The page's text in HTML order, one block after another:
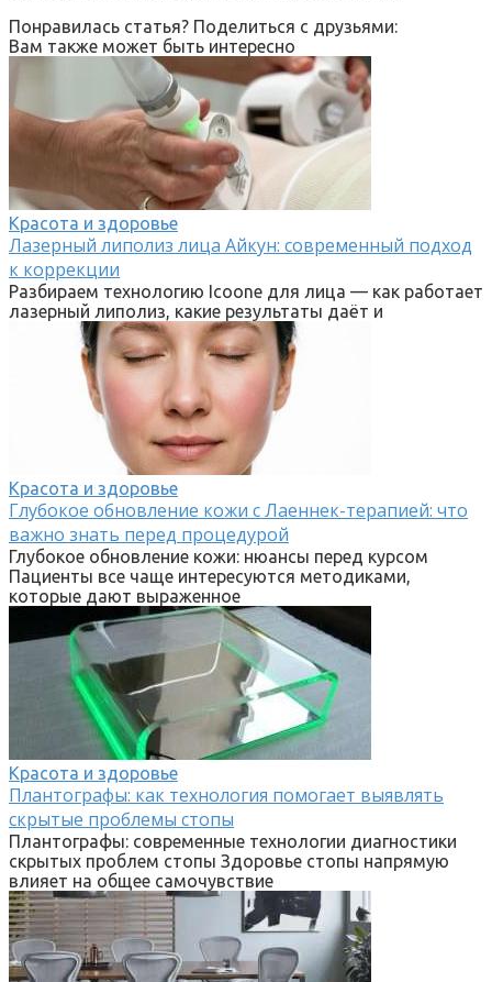
Понравилась статья? Поделиться с друзьями:
Вам также может быть интересно
Красота и здоровье
Лазерный липолиз лица Айкун: современный подход
к коррекции
Разбираем технологию Icoone для лица — как работает
лазерный липолиз, какие результаты даёт и
Красота и здоровье
Глубокое обновление кожи с Лаеннек-терапией: что
важно знать перед процедурой
Глубокое обновление кожи: нюансы перед курсом
Пациенты все чаще интересуются методиками,
которые дают выраженное
Красота и здоровье
Плантографы: как технология помогает выявлять
скрытые проблемы стопы
Плантографы: современные технологии диагностики
скрытых проблем стопы Здоровье стопы напрямую
влияет на общее самочувствие